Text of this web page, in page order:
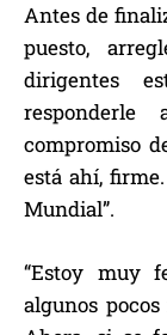
Antes de
puesto,
dirigentes
compromiso
está ahí,
Mundial”.
“Estoy muy
algunos